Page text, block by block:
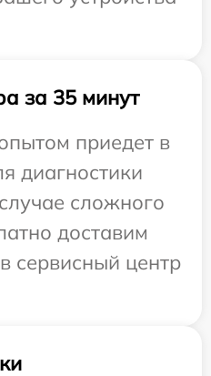
за 35 минут
приедет в
диагностики
сложного
доставим
сервисный центр